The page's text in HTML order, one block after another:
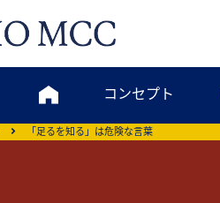
コンセプト
「足るを知る」は危険な言葉